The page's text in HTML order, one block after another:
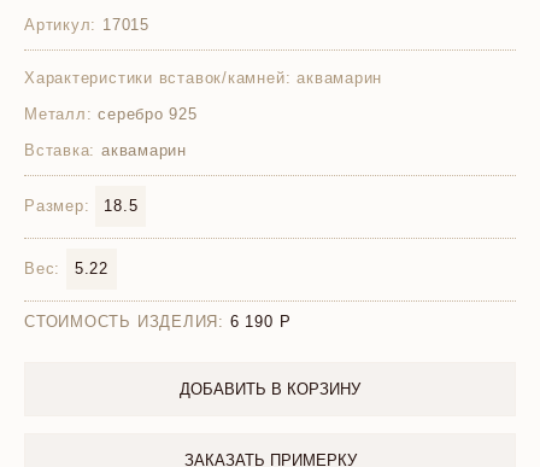
Артикул: 17015
Характеристики вставок/камней: аквамарин
Металл: серебро 925
Вставка: аквамарин
Размер: 18.5
Вес: 5.22
СТОИМОСТЬ ИЗДЕЛИЯ: 6 190
ДОБАВИТЬ В КОРЗИНУ
ЗАКАЗАТЬ ПРИМЕРКУ